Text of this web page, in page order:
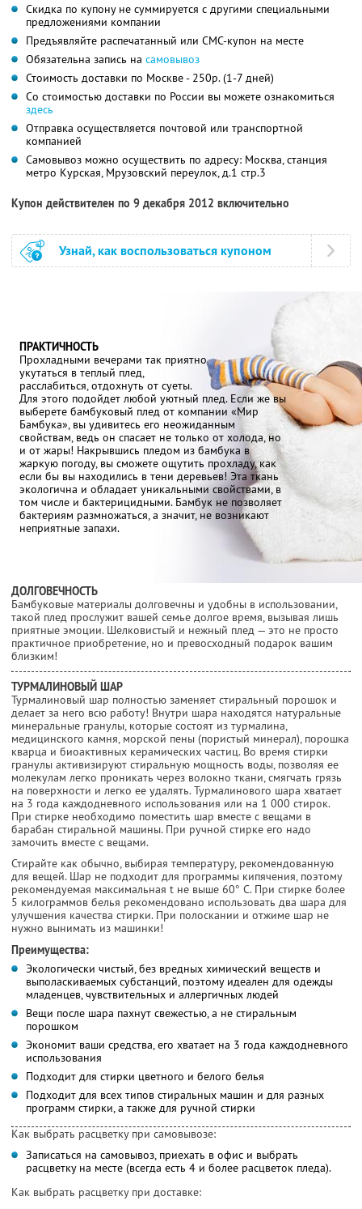
Скидка по купону не суммируется с другими специальными
предложениями компании
Предъявляйте распечатанный или СМС-купон на месте
Обязательна запись на самовывоз
Стоимость доставки по Москве - 250р. (1-7 дней)
Со стоимостью доставки по России вы можете ознакомиться
здесь
Отправка осуществляется почтовой или транспортной
компанией
Самовывоз можно осуществить по адресу: Москва, станция
метро Курская, Мрузовский переулок, д.1 стр.3
Купон действителен по 9 декабря 2012 включительно
Узнай, как воспользоваться купоном
ПРАКТИЧНОСТЬ
Прохладными вечерами так приятно
укутаться в теплый плед,
расслабиться, отдохнуть от суеты.
Для этого подойдет любой уютный плед. Если же вы
выберете бамбуковый плед от компании «Мир
Бамбука», вы удивитесь его неожиданным
свойствам, ведь он спасает не только от холода, но
и от жары! Накрывшись пледом из бамбука в
жаркую погоду, вы сможете ощутить прохладу, как
если бы вы находились в тени деревьев! Эта ткань
экологична и обладает уникальными свойствами, в
том числе и бактерицидными. Бамбук не позволяет
бактериям размножаться, а значит, не возникают
неприятные запахи.
ДОЛГОВЕЧНОСТЬ
Бамбуковые материалы долговечны и удобны в использовании,
такой плед прослужит вашей семье долгое время, вызывая лишь
приятные эмоции. Шелковистый и нежный плед — это не просто
практичное приобретение, но и превосходный подарок вашим
близким!
ТУРМАЛИНОВЫЙ ШАР
Турмалиновый шар полностью заменяет стиральный порошок и
делает за него всю работу! Внутри шара находятся натуральные
минеральные гранулы, которые состоят из турмалина,
медицинского камня, морской пены (пористый минерал), порошка
кварца и биоактивных керамических частиц. Во время стирки
гранулы активизируют стиральную мощность воды, позволяя ее
молекулам легко проникать через волокно ткани, смягчать грязь
на поверхности и легко ее удалять. Турмалинового шара хватает
на 3 года каждодневного использования или на 1 000 стирок.
При стирке необходимо поместить шар вместе с вещами в
барабан стиральной машины. При ручной стирке его надо
замочить вместе с вещами.
Стирайте как обычно, выбирая температуру, рекомендованную
для вещей. Шар не подходит для программы кипячения, поэтому
рекомендуемая максимальная t не выше 60° С. При стирке более
5 килограммов белья рекомендовано использовать два шара для
улучшения качества стирки. При полоскании и отжиме шар не
нужно вынимать из машинки!
Преимущества:
Экологически чистый, без вредных химический веществ и
выполаскиваемых субстанций, поэтому идеален для одежды
младенцев, чувствительных и аллергичных людей
Вещи после шара пахнут свежестью, а не стиральным
порошком
Экономит ваши средства, его хватает на 3 года каждодневного
использования
Подходит для стирки цветного и белого белья
Подходит для всех типов стиральных машин и для разных
программ стирки, а также для ручной стирки
Как выбрать расцветку при самовывозе:
Записаться на самовывоз, приехать в офис и выбрать
расцветку на месте (всегда есть 4 и более расцветок пледа).
Как выбрать расцветку при доставке: